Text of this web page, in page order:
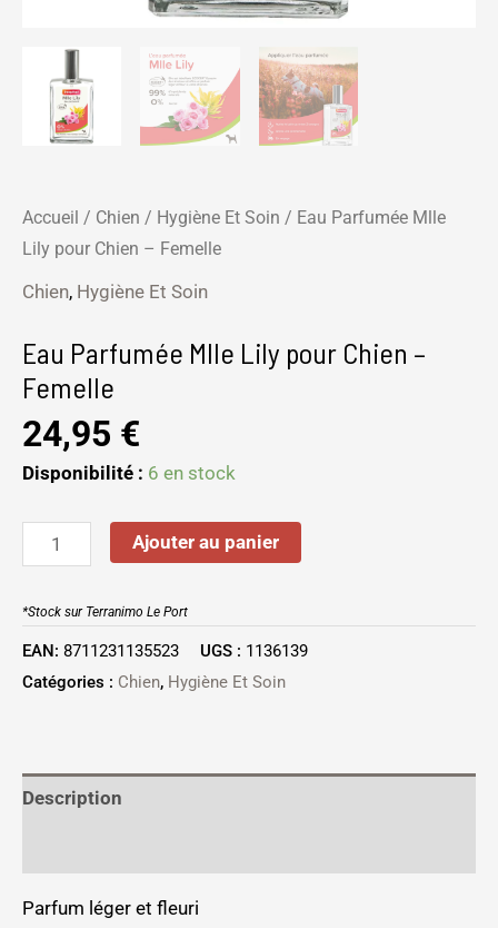
Accueil / Chien / Hygiène Et Soin / Eau Parfumée Mlle
Lily pour Chien – Femelle
Chien, Hygiène Et Soin
Eau Parfumée Mlle Lily pour Chien –
Femelle
24,95 €
Disponibilité : 6 en stock
Ajouter au panier
*Stock sur Terranimo Le Port
EAN: 8711231135523 UGS : 1136139
Catégories : Chien, Hygiène Et Soin
Description
Parfum léger et fleuri